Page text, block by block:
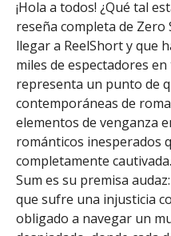
¡Hola a todos! ¿Qué tal
reseña completa de Zero
llegar a ReelShort y que
miles de espectadores
representa un punto de
contemporáneas de
elementos de venganza
románticos inesperados
completamente
Sum es su premisa
que sufre una injusticia
obligado a navegar un